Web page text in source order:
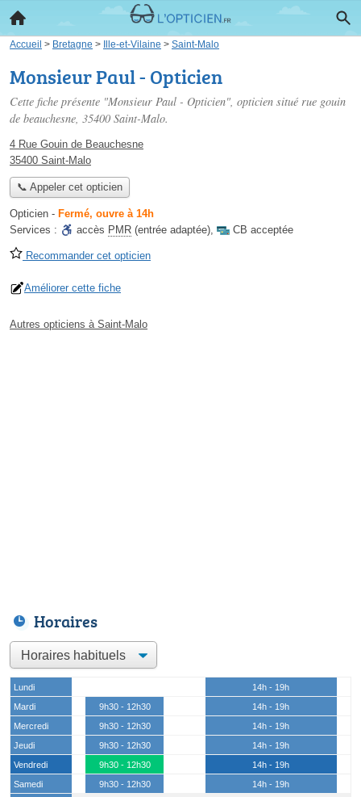
Accueil > Bretagne > Ille-et-Vilaine > Saint-Malo
Monsieur Paul - Opticien
Cette fiche présente "Monsieur Paul - Opticien", opticien situé rue gouin
de beauchesne, 35400 Saint-Malo.
4 Rue Gouin de Beauchesne
35400 Saint-Malo
📞 Appeler cet opticien
Opticien - Fermé, ouvre à 14h
Services :
accès PMR (entrée adaptée), CB acceptée
Recommander cet opticien
Améliorer cette fiche
Autres opticiens à Saint-Malo
Horaires
Lundi
14h - 19h
Mardi
9h30 - 12h30
14h - 19h
Mercredi
9h30 - 12h30
14h - 19h
Jeudi
9h30 - 12h30
14h - 19h
Vendredi
9h30 - 12h30
14h - 19h
Samedi
9h30 - 12h30
14h - 19h